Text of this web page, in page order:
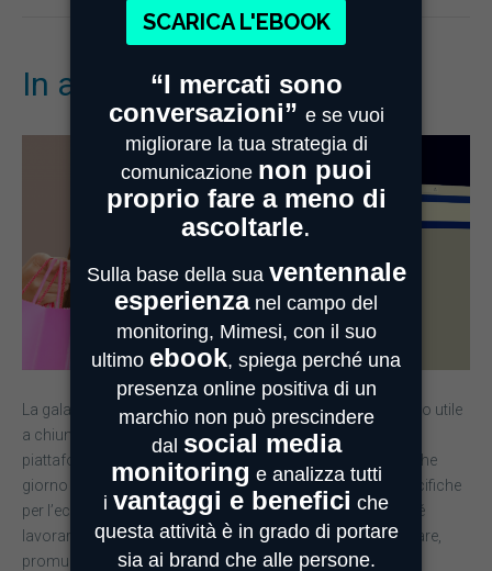
In arrivo Facebook Shop!
La galassia Facebook si arricchisce di un nuovo strumento utile
a chiunque voglia vendere i propri prodotti all’interno della
piattaforma: si tratta di Facebook Shop. Annunciato qualche
giorno fa, Facebook Shop è la risposta a piattaforme specifiche
per l’ecommerce, come Shopify o WooCommerce: perché
lavorare con le piattaforme integrate quando puoi pubblicare,
promuovere e vendere…